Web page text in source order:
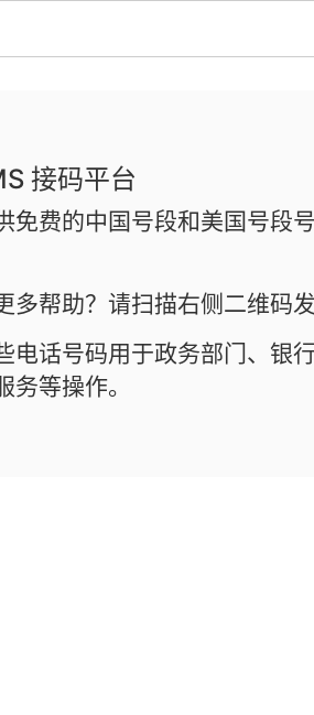
接码平台
免费的中国号段和美国号段
多帮助？请扫描右侧二维码
电话号码用于政务部门、银
务等操作。